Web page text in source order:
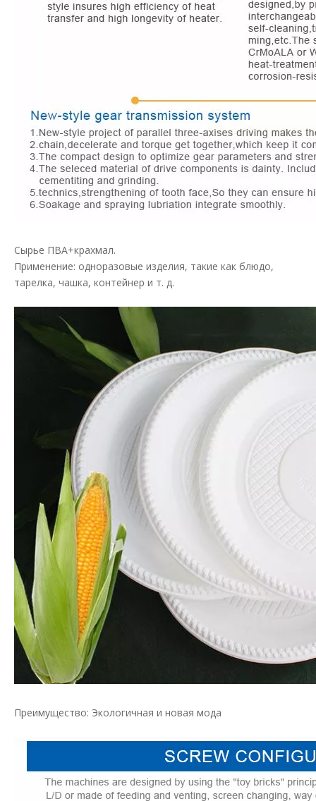
Сырье ПВА+крахмал.
Применение: одноразовые изделия, такие как блюдо,
тарелка, чашка, контейнер и т. д.
Преимущество: Экологичная и новая мода